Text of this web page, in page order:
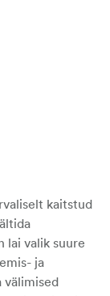
kaitstud
lai valik suure
ja
välimised